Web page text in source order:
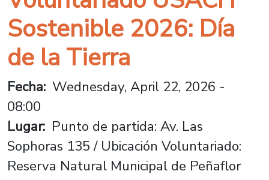
Sostenible 2026: Día
de la Tierra
Fecha Wednesday, April 22, 2026 -
08:00
Lugar Punto de partida: Av. Las
Sophoras 135 / Ubicación Voluntariado:
Reserva Natural Municipal de Peñaflor